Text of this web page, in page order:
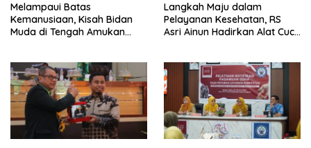
Melampaui Batas
Kemanusiaan, Kisah Bidan
Muda di Tengah Amukan
Langkah Maju dalam
Pelayanan Kesehatan, RS
Asri Ainun Hadirkan Alat Cuci